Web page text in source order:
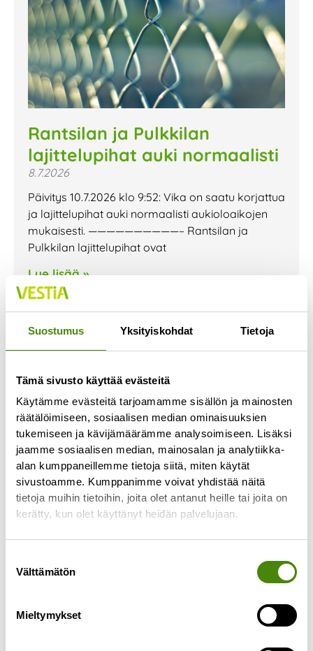
Suostumus Yksityiskohdat Tietoja
Tämä sivusto käyttää evästeitä
Käytämme evästeitä tarjoamamme sisällön ja mainosten
räätälöimiseen, sosiaalisen median ominaisuuksien
tukemiseen ja kävijämäärämme analysoimiseen. Lisäksi
jaamme sosiaalisen median, mainosalan ja analytiikka-
alan kumppaneillemme tietoja siitä, miten käytät
sivustoamme. Kumppanimme voivat yhdistää näitä
tietoja muihin tietoihin, joita olet antanut heille tai joita on
kerätty, kun olet käyttänyt heidän palvelujaan.
valinta
Välttämätön
Mieltymykset
Rantsilan ja Pulkkilan
lajittelupihat auki normaalisti
8.7.2026
Päivitys 10.7.2026 klo 9:52: Vika on saatu korjattua
ja lajittelupihat auki normaalisti aukioloaikojen
mukaisesti. ——————————– Rantsilan ja
Pulkkilan lajittelupihat ovat
Lue lisää »
TOP-10 kysytyimmät jätteet
Verkkosivujemme jätehaku on ollut alkuvuoden
aikana kovassa käytössä. Yhteensä jätehakua on
käytetty 8203 kertaa viimeisen puolen vuoden